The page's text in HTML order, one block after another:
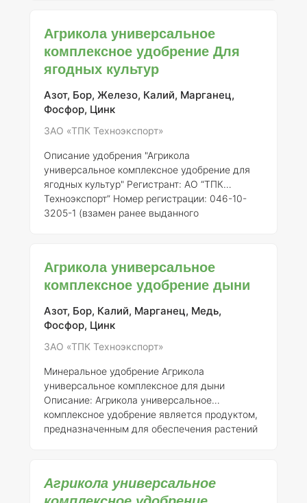
универсальное" представляет собой
комплексное минеральное удобрение,
специально разработанное для обеспечения
оптимального роста и цветения растений. В
его состав входят все необходимые макро- и
микроэлементы, которые способствуют
Агрикола универсальное
комплексное удобрение Для
ягодных культур
Азот, Бор, Железо, Калий, Марганец,
Фосфор, Цинк
ЗАО «ТПК Техноэкспорт»
Описание удобрения "Агрикола
универсальное комплексное удобрение для
ягодных культур" Регистрант: АО “ТПК
Техноэкспорт” Номер регистрации: 046-10-
3205-1 (взамен ранее выданного
комплексное удобрение для ягодных культур"
представляет собой высококачественное
оптимизации питания растений, особенно
ягодных культур. Оно обеспечивает
комплексный подход к удобрению, что
Агрикола универсальное
комплексное удобрение дыни
Азот, Бор, Калий, Марганец, Медь,
Фосфор, Цинк
ЗАО «ТПК Техноэкспорт»
Минеральное удобрение Агрикола
универсальное комплексное для дыни
Описание: Агрикола универсальное
комплексное удобрение является продуктом,
предназначенным для обеспечения растений
что является заменой ранее выданного
свидетельства о государственной
Агрикола универсальное